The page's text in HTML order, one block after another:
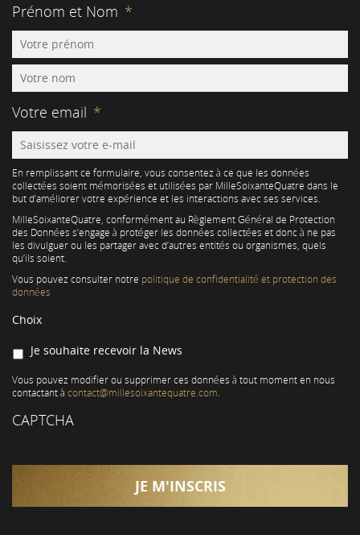
Prénom et Nom *
Votre email *
En remplissant ce formulaire, vous consentez à ce que les données
collectées soient mémorisées et utilisées par MilleSoixanteQuatre dans le
but d’améliorer votre expérience et les interactions avec ses services.
MilleSoixanteQuatre, conformément au Règlement Général de Protection
des Données s’engage à protéger les données collectées et donc à ne pas
les divulguer ou les partager avec d’autres entités ou organismes, quels
qu’ils soient.
Vous pouvez consulter notre politique de confidentialité et protection des
données
Choix
Je souhaite recevoir la News
Vous pouvez modifier ou supprimer ces données à tout moment en nous
contactant à contact@millesoixantequatre.com.
CAPTCHA